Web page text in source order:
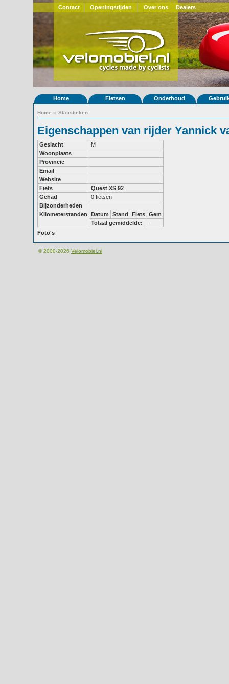
Contact Openingstijden Over ons Dealers
Home Fietsen Onderhoud
Home » Statistieken
Eigenschappen van rijder Yannick
Geslacht
M
Woonplaats
Provincie
Email
Website
Fiets
Quest XS 92
Gehad
0 fietsen
Bijzonderheden
Kilometerstanden
Datum Stand Fiets Gem
Totaal gemiddelde:
-
Foto's
© 2000-2026 Velomobiel.nl